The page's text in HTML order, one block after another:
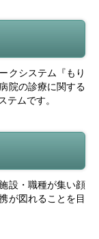
クシステム『もり
院の診療に関する
テムです。
設・職種が集い顔
が図れることを目